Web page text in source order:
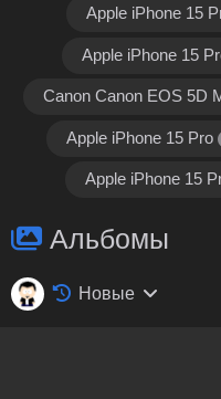
Apple iPhone 15
Apple iPhone 15
Canon Canon EOS 5D
Apple iPhone 15 Pro
Apple iPhone 15
Альбомы
Новые